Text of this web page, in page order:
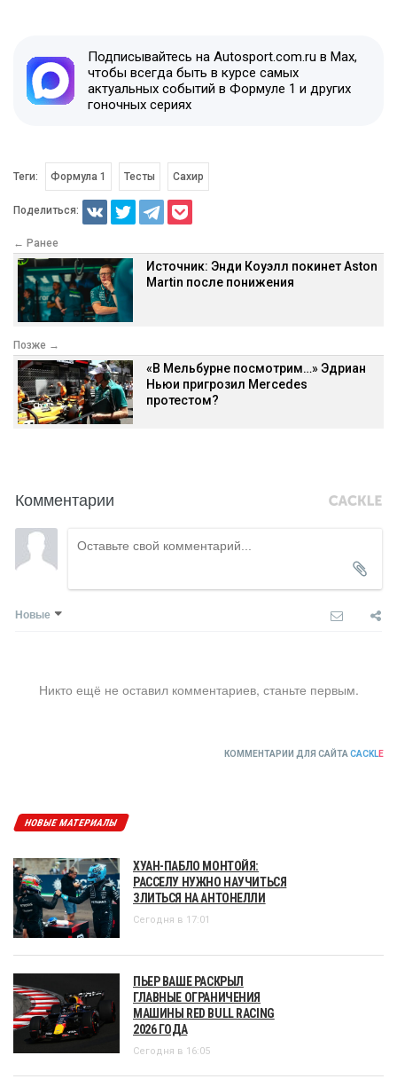
Подписывайтесь на Autosport.com.ru в Max,
чтобы всегда быть в курсе самых
актуальных событий в Формуле 1 и других
гоночных сериях
Теги: Формула 1 Тесты Сахир
Поделиться:
← Ранее
Источник: Энди Коуэлл покинет Aston
Martin после понижения
Позже →
«В Мельбурне посмотрим…» Эдриан
Ньюи пригрозил Mercedes
протестом?
Комментарии
Новые
Никто ещё не оставил комментариев, станьте первым.
КОММЕНТАРИИ ДЛЯ САЙТА CACKLE
НОВЫЕ МАТЕРИАЛЫ
ХУАН-ПАБЛО МОНТОЙЯ:
РАССЕЛУ НУЖНО НАУЧИТЬСЯ
ЗЛИТЬСЯ НА АНТОНЕЛЛИ
Сегодня в 17:01
ПЬЕР ВАШЕ РАСКРЫЛ
ГЛАВНЫЕ ОГРАНИЧЕНИЯ
МАШИНЫ RED BULL RACING
2026 ГОДА
Сегодня в 16:05